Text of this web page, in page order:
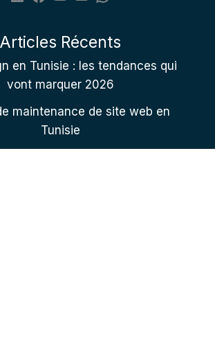
Articles Récents
en Tunisie : les tendances qui
vont marquer 2026
maintenance de site web en
Tunisie